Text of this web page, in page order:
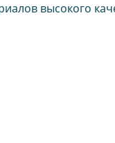
высокого